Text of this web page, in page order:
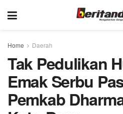
Home Daerah
Tak Pedulikan
Emak Serbu
Pemkab